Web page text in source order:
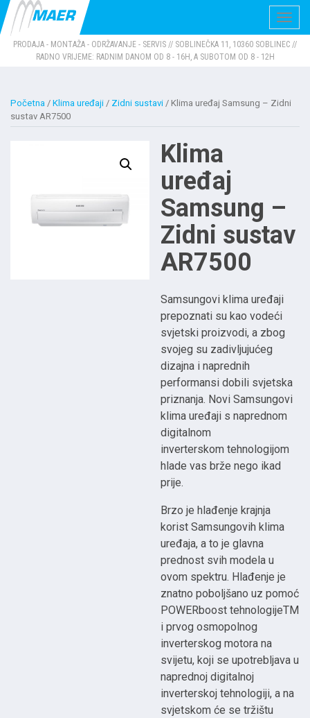
PRODAJA - MONTAŽA - ODRŽAVANJE - SERVIS // SOBLINEČKA 11, 10360 SOBLINEC //
RADNO VRIJEME: RADNIM DANOM OD 8 - 16H, A SUBOTOM OD 8 - 12H
Početna / Klima uređaji / Zidni sustavi / Klima uređaj Samsung – Zidni
sustav AR7500
Klima
uređaj
Samsung –
Zidni sustav
AR7500
Samsungovi klima uređaji
prepoznati su kao vodeći
svjetski proizvodi, a zbog
svojeg su zadivljujućeg
dizajna i naprednih
performansi dobili svjetska
priznanja. Novi Samsungovi
klima uređaji s naprednom
digitalnom
inverterskom tehnologijom
hlade vas brže nego ikad
prije.
Brzo je hlađenje krajnja
korist Samsungovih klima
uređaja, a to je glavna
prednost svih modela u
ovom spektru. Hlađenje je
znatno poboljšano uz pomoć
POWERboost tehnologijeTM
i prvog osmopolnog
inverterskog motora na
svijetu, koji se upotrebljava u
naprednoj digitalnoj
inverterskoj tehnologiji, a na
svjetskom će se tržištu